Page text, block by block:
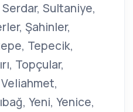
Sultaniye,
Şahinler,
Tepecik,
Topçular,
Yeni, Yenice,